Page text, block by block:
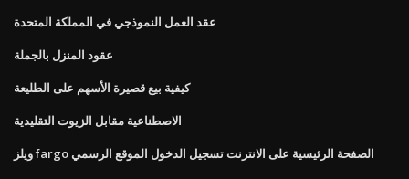
عقد العمل النموذجي في المملكة المتحدة
عقود المنزل بالجملة
كيفية بيع قصيرة الأسهم على الطليعة
الاصطناعية مقابل الزيوت التقليدية
ويلز fargo الصفحة الرئيسية على الانترنت تسجيل الدخول الموقع الرسمي